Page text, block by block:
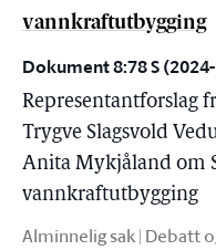
vannkraftutbygging
Dokument 8:78 S
Representantforslag
Trygve Slagsvold
Anita Mykjåland om
vannkraftutbygging
Alminnelig sak | Debatt